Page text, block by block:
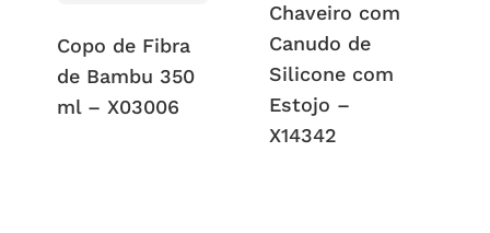
Copo de Fibra
de Bambu 350
ml – X03006
Chaveiro com
Canudo de
Silicone com
Estojo –
X14342